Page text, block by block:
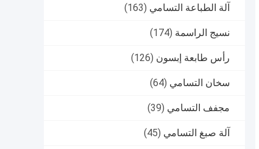
آلة الطباعة التسامي (163)
نسيج الراسمة (174)
رأس طابعة إبسون (126)
سخان التسامي (64)
مجفف التسامي (39)
آلة صبغ التسامي (45)